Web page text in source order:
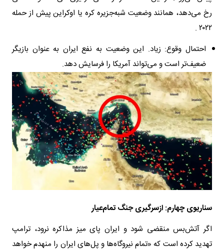
رخ می‌دهد، همانند وضعیت شبه‌جزیره کره یا اوکراین پیش از حمله
۲۰۲۲ .
احتمال وقوع: زیاد. این وضعیت به نفع ایران به عنوان بازیگر
ضعیف‌تر است و می‌تواند آمریکا را فرسایش دهد.
سناریوی چهارم: ازسرگیری جنگ تمام‌عیار
اگر آتش‌بس منقضی شود و ایران پای میز مذاکره نرود، ترامپ
تهدید کرده است که «تمام نیروگاه‌ها و پل‌های ایران را منهدم خواهد